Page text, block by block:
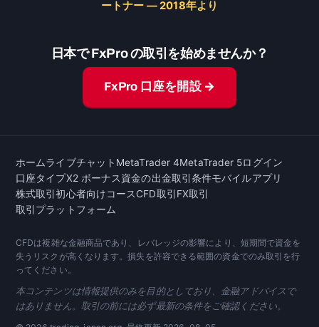
ートナー — 2018年より
日本で FxPro の取引を始めませんか？
FxPro 口座を開設 →
ホームライブチャット MetaTrader 4MetaTrader 5ログイン
口座タイプX2 ボーナス資金の出金取引条件モバイルアプリ
株式取引初心者向けコースCFD取引 FX取引
取引プラットフォーム
CFDは複雑な金融商品であり、レバレッジの影響により、短期間で資金を
失うリスクが高くなります。損失を許容できる範囲の資金でのみ取引を行
ってください。
本コンテンツは情報提供のみを目的としており、金融アドバイスで
はありません。取引の前には必ず最新の条件をご確認ください。